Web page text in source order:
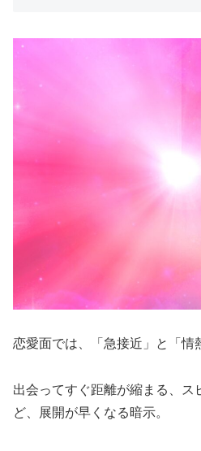
恋愛面では、「急接近」と「情
出会ってすぐ距離が縮まる、ス
ど、展開が早くなる暗示。